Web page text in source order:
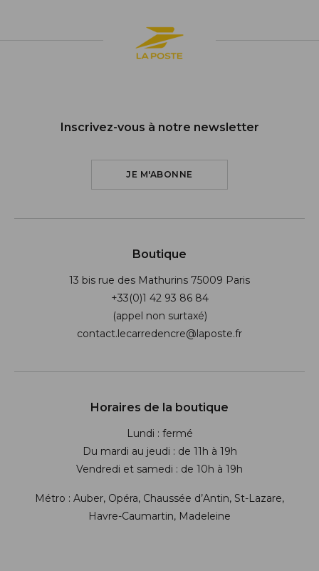
Inscrivez-vous à notre newsletter
JE M'ABONNE
Boutique
13 bis rue des Mathurins 75009 Paris
+33(0)1 42 93 86 84
(appel non surtaxé)
contact.lecarredencre@laposte.fr
Horaires de la boutique
Lundi : fermé
Du mardi au jeudi : de 11h à 19h
Vendredi et samedi : de 10h à 19h
Métro : Auber, Opéra, Chaussée d’Antin, St-Lazare,
Havre-Caumartin, Madeleine